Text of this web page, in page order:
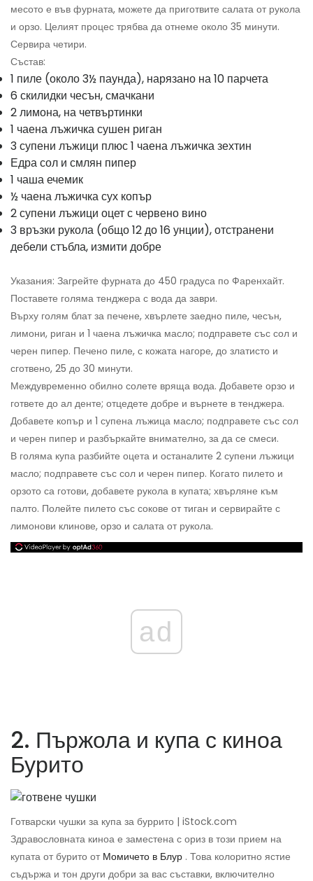
месото е във фурната, можете да приготвите салата от рукола
и орзо. Целият процес трябва да отнеме около 35 минути.
Сервира четири.
Състав:
1 пиле (около 3½ паунда), нарязано на 10 парчета
6 скилидки чесън, смачкани
2 лимона, на четвъртинки
1 чаена лъжичка сушен риган
3 супени лъжици плюс 1 чаена лъжичка зехтин
Едра сол и смлян пипер
1 чаша ечемик
½ чаена лъжичка сух копър
2 супени лъжици оцет с червено вино
3 връзки рукола (общо 12 до 16 унции), отстранени
дебели стъбла, измити добре
Указания: Загрейте фурната до 450 градуса по Фаренхайт.
Поставете голяма тенджера с вода да заври.
Върху голям блат за печене, хвърлете заедно пиле, чесън,
лимони, риган и 1 чаена лъжичка масло; подправете със сол и
черен пипер. Печено пиле, с кожата нагоре, до златисто и
сготвено, 25 до 30 минути.
Междувременно обилно солете вряща вода. Добавете орзо и
гответе до ал денте; отцедете добре и върнете в тенджера.
Добавете копър и 1 супена лъжица масло; подправете със сол
и черен пипер и разбъркайте внимателно, за да се смеси.
В голяма купа разбийте оцета и останалите 2 супени лъжици
масло; подправете със сол и черен пипер. Когато пилето и
орзото са готови, добавете рукола в купата; хвърляне към
палто. Полейте пилето със сокове от тиган и сервирайте с
лимонови клинове, орзо и салата от рукола.
ad
2. Пържола и купа с киноа
Бурито
Готварски чушки за купа за буррито | iStock.com
Здравословната киноа е заместена с ориз в този прием на
купата от бурито от Момичето в Блур . Това колоритно ястие
съдържа и тон други добри за вас съставки, включително